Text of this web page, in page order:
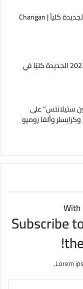
شانجان يوني تي 2023 الجديدة كلياً | Changan
نيسان تطرح أكس-تريل 2023 الجديدة كليًا في
ستيلانتس” على
وألفا روميو
With
Subscribe
Lorem